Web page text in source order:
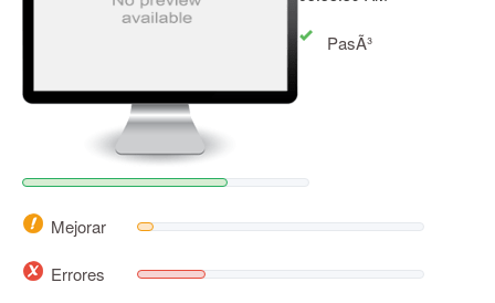
PasÃ³
Mejorar
Errores